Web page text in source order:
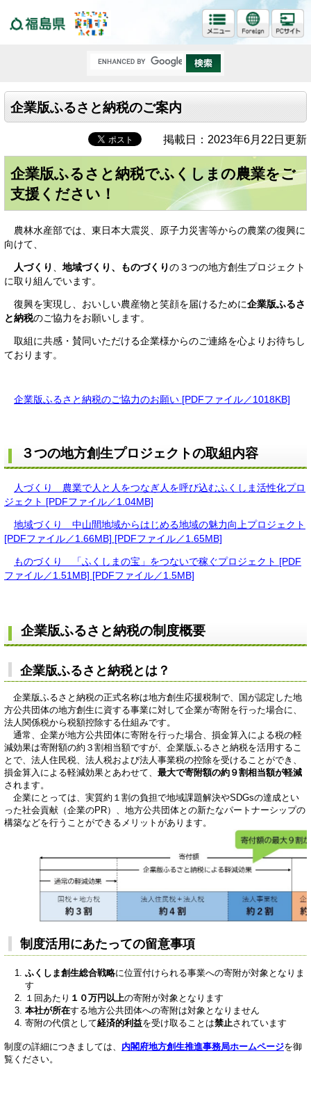
企業版ふるさと納税のご案内
掲載日：2023年6月22日更新
企業版ふるさと納税でふくしまの農業をご
支援ください！
農林水産部では、東日本大震災、原子力災害等からの農業の復興に
向けて、
人づくり 地域づくり、 ものづくりの３つの地方創生プロジェクト
に取り組んでいます。
復興を実現し、おいしい農産物と笑顔を届けるために企業版ふるさ
と納税のご協力をお願いします。
取組に共感・賛同いただける企業様からのご連絡を心よりお待ちし
ております。
企業版ふるさと納税のご協力のお願い [PDFファイル／1018KB]
３つの地方創生プロジェクトの取組内容
人づくり 農業で人と人をつなぎ人を呼び込むふくしま活性化プロ
ジェクト [PDFファイル／1.04MB]
地域づくり 中山間地域からはじめる地域の魅力向上プロジェクト
[PDFファイル／1.66MB] [PDFファイル／1.65MB]
ものづくり 「ふくしまの宝」をつないで稼ぐプロジェクト [PDF
ファイル／1.51MB] [PDFファイル／1.5MB]
企業版ふるさと納税の制度概要
企業版ふるさと納税とは？
企業版ふるさと納税の正式名称は地方創生応援税制で、国が認定した地
方公共団体の地方創生に資する事業に対して企業が寄附を行った場合に、
法人関係税から税額控除する仕組みです。
​ 通常、企業が地方公共団体に寄附を行った場合、損金算入による税の軽
減効果は寄附額の約３割相当額ですが、企業版ふるさと納税を活用するこ
とで、法人住民税、法人税および法人事業税の控除を受けることができ、
損金算入による軽減効果とあわせて、 最大で寄附額の約９割相当額が軽減
されます。
​ 企業にとっては、実質約１割の負担で地域課題解決やSDGsの達成とい
った社会貢献（企業のPR）、地方公共団体との新たなパートナーシップの
構築などを行うことができるメリットがあります。
制度活用にあたっての留意事項
ふくしま創生総合戦略に位置付けられる事業への寄附が対象となりま
す
１回あたり １０万円以上の寄附が対象となります
本社が所在する地方公共団体への寄附は対象となりません
寄附の代償として経済的利益を受け取ることは禁止されています
制度の詳細につきましては、 内閣府地方創生推進事務局ホームページを御
覧ください。